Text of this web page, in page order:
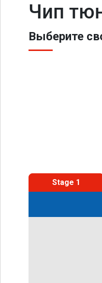
Чип
Выберите
Stage 1